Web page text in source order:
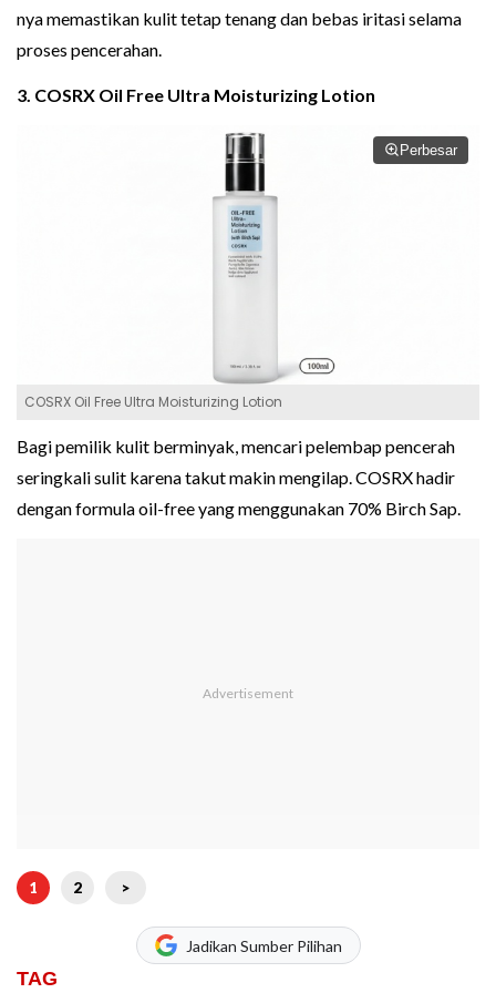
nya memastikan kulit tetap tenang dan bebas iritasi selama
proses pencerahan.
3. COSRX Oil Free Ultra Moisturizing Lotion
Perbesar
COSRX Oil Free Ultra Moisturizing Lotion
Bagi pemilik kulit berminyak, mencari pelembap pencerah
seringkali sulit karena takut makin mengilap. COSRX hadir
dengan formula oil-free yang menggunakan 70% Birch Sap.
1 2 >
Jadikan Sumber Pilihan
TAG